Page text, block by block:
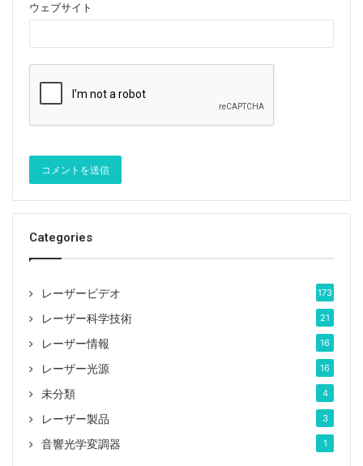
ウェブサイト
Categories
レーザービデオ 173
レーザー科学技術 21
レーザー情報 16
レーザー光源 16
未分類 4
レーザー製品 3
音響光学変調器 1